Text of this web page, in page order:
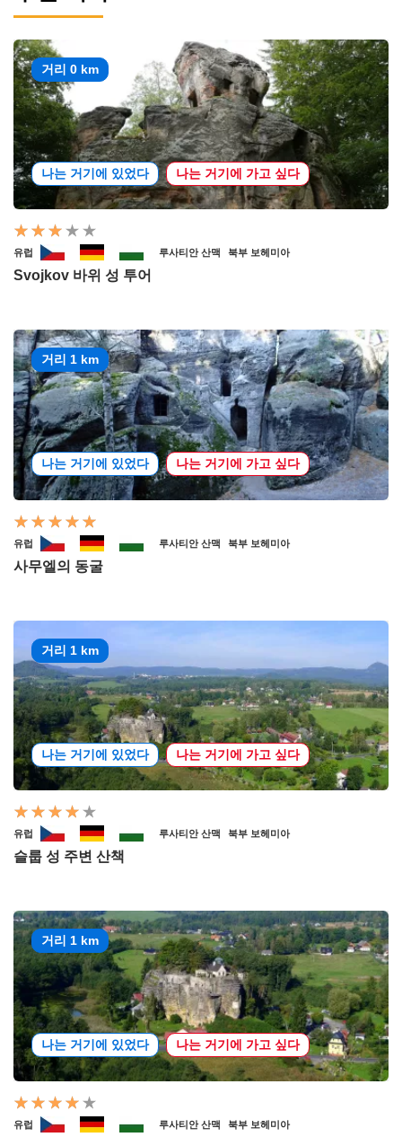
거리 0 km
나는 거기에 있었다 나는 거기에 가고 싶다
유럽 루사티안 산맥 북부 보헤미아
Svojkov 바위 성 투어
거리 1 km
나는 거기에 있었다 나는 거기에 가고 싶다
유럽 루사티안 산맥 북부 보헤미아
사무엘의 동굴
거리 1 km
나는 거기에 있었다 나는 거기에 가고 싶다
유럽 루사티안 산맥 북부 보헤미아
슬룹 성 주변 산책
거리 1 km
나는 거기에 있었다 나는 거기에 가고 싶다
유럽 루사티안 산맥 북부 보헤미아